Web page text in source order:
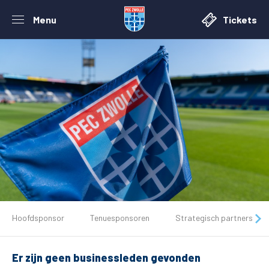
Menu Tickets
Tickets
Matchdays
Hoofdsponsor Tenuesponsoren Strategisch partners
Er zijn geen businessleden gevonden